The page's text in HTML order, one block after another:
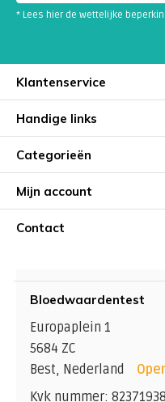
* Lees hier de wettelijke
Klantenservice
Handige links
Categorieën
Mijn account
Contact
Bloedwaardentest
Europaplein 1
5684 ZC
Best, Nederland
Kvk nummer: 82371938